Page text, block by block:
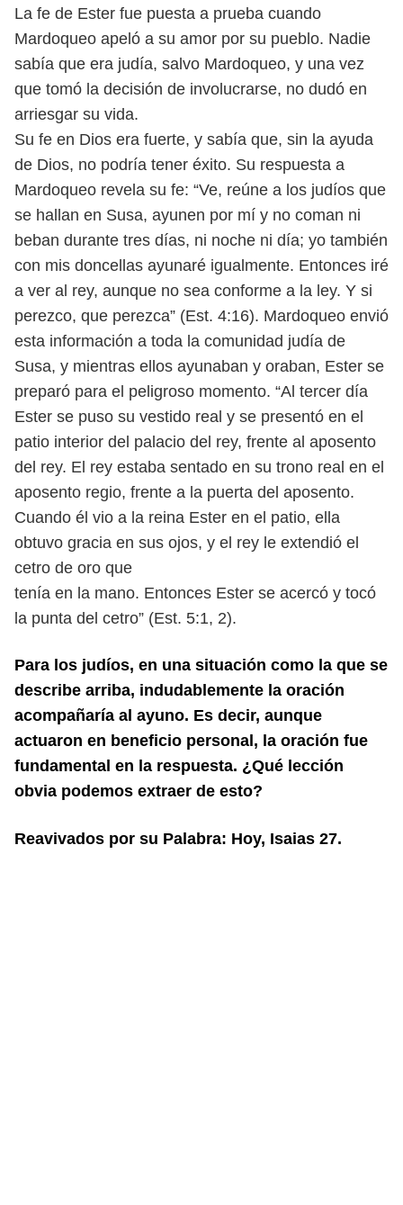
La fe de Ester fue puesta a prueba cuando
Mardoqueo apeló a su amor por su pueblo. Nadie
sabía que era judía, salvo Mardoqueo, y una vez
que tomó la decisión de involucrarse, no dudó en
arriesgar su vida.
Su fe en Dios era fuerte, y sabía que, sin la ayuda
de Dios, no podría tener éxito. Su respuesta a
Mardoqueo revela su fe: “Ve, reúne a los judíos que
se ha llan en Susa, ayunen por mí y no coman ni
beban durante tres días, ni noche ni día; yo también
con mis doncellas ayunaré igualmente. Entonces iré
a ver al rey, aunque no sea conforme a la ley. Y si
perezco, que perezca” (Est. 4:16). Mardoqueo envió
esta información a toda la comunidad judía de
Susa, y mientras ellos ayunaban y oraban, Ester se
preparó para el peligroso momento. “Al tercer día
Ester se puso su vestido real y se presentó en el
patio interior del palacio del rey, frente al aposento
del rey. El rey estaba sentado en su trono real en el
aposento regio, frente a la puerta del aposento.
Cuando él vio a la reina Ester en el patio, ella
obtuvo gracia en sus ojos, y el rey le extendió el
cetro de oro que
tenía en la mano. Entonces Ester se acercó y tocó
la punta del cetro” (Est. 5:1, 2).
Para los judíos, en una situación como la que se
describe arriba, indudablemente la oración
acompañaría al ayuno. Es decir, aunque
actuaron en beneficio personal, la oración fue
fundamental en la respuesta. ¿Qué lección
obvia podemos extraer de esto?
Reavivados por su Palabra: Hoy, Isaias 27.